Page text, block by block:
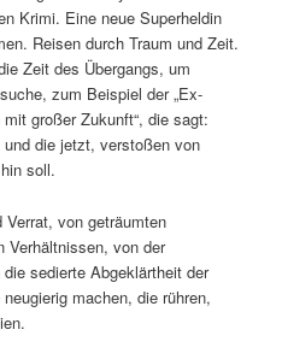
Krimi. Eine neue Superheldin
Reisen durch Traum und Zeit.
Zeit des Übergangs, um
zum Beispiel der „Ex-
großer Zukunft“, die sagt:
und die jetzt, verstoßen von
soll.
von geträumten
Verhältnissen, von der
sedierte Abgeklärtheit der
machen, die rühren,